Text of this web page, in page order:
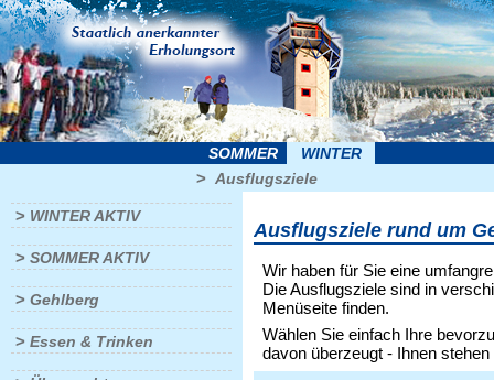
SOMMER WINTER
> Ausflugsziele
> WINTER AKTIV
> SOMMER AKTIV
> Gehlberg
> Essen & Trinken
Ausflugsziele rund um
Wir haben für Sie eine
Die Ausflugsziele sind in
Menüseite finden.
Wählen Sie einfach Ihre
davon überzeugt - Ihnen